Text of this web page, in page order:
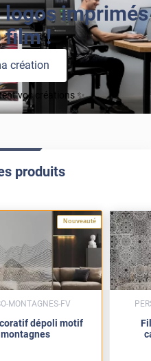
logos imprimés
film !
création
vos créations ✨
produits
Nouveauté
dépoli motif
montagnes
MONTAGNES-FV